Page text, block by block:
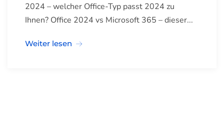
2024 – welcher Office-Typ passt 2024 zu
Ihnen? Office 2024 vs Microsoft 365 – dieser...
Weiter lesen